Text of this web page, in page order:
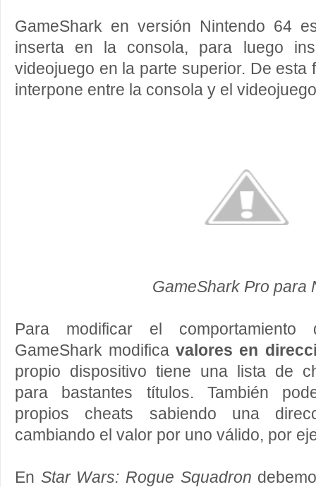
GameShark en versión Nintendo 64
inserta en la consola, para luego
videojuego en la parte superior. De esta
interpone entre la consola y el
GameShark Pro para
Para modificar el comportamiento
GameShark modificavalores en
propio dispositivo tiene una lista de
para bastantes títulos. También
propios cheats sabiendo una
cambiando el valor por uno válido, por
En Star Wars: Rogue Squadron